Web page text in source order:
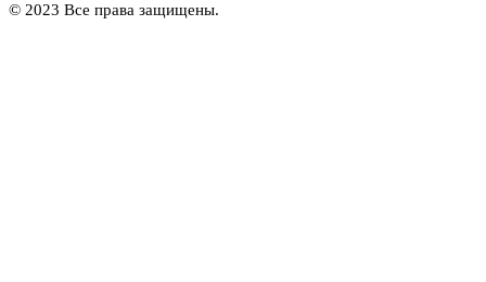
© 2023 Все права защищены.